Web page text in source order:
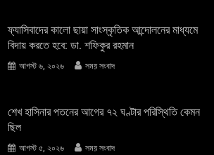
ফ্যাসিবাদের কালো ছায়া সাংস্কৃতিক আন্দােলনের মাধ্যমে
বিদায় করতে হবে: ডা. শফিকুর রহমান
আগস্ট ৬, ২০২৬ সময় সংবাদ
শেখ হাসিনার পতনের আগের ৭২ ঘণ্টার পরিস্থিতি কেমন
ছিল
আগস্ট ৫, ২০২৬ সময় সংবাদ